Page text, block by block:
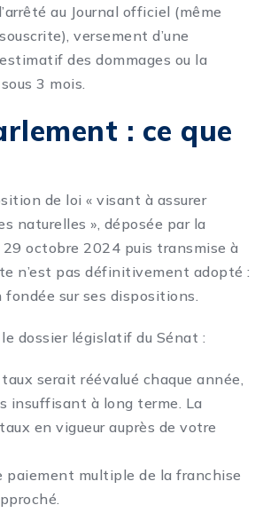
au Journal officiel (même
versement d’une
des dommages ou la
3 mois.
: ce que
de loi « visant à assurer
naturelles », déposée par la
octobre 2024 puis transmise à
n’est pas définitivement adopté :
sur ses dispositions.
dossier législatif du Sénat :
taux serait réévalué chaque année,
insuffisant à long terme. La
en vigueur auprès de votre
multiple de la franchise